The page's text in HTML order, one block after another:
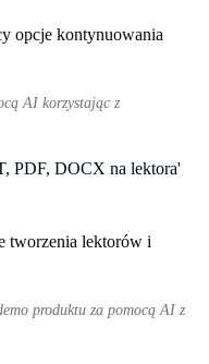
AI korzystając z
PDF, DOCX na lektora'
produktu za pomocą AI z